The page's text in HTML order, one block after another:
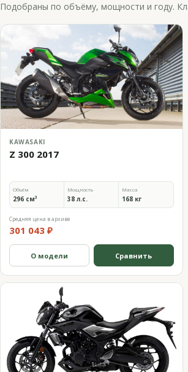
Подобраны по объёму, мощности и году.
KAWASAKI
Z 300 2017
Объём
296 см³
Мощность
38 л.с.
Масса
168 кг
Средняя цена в архиве
301 043 ₽
О модели Сравнить